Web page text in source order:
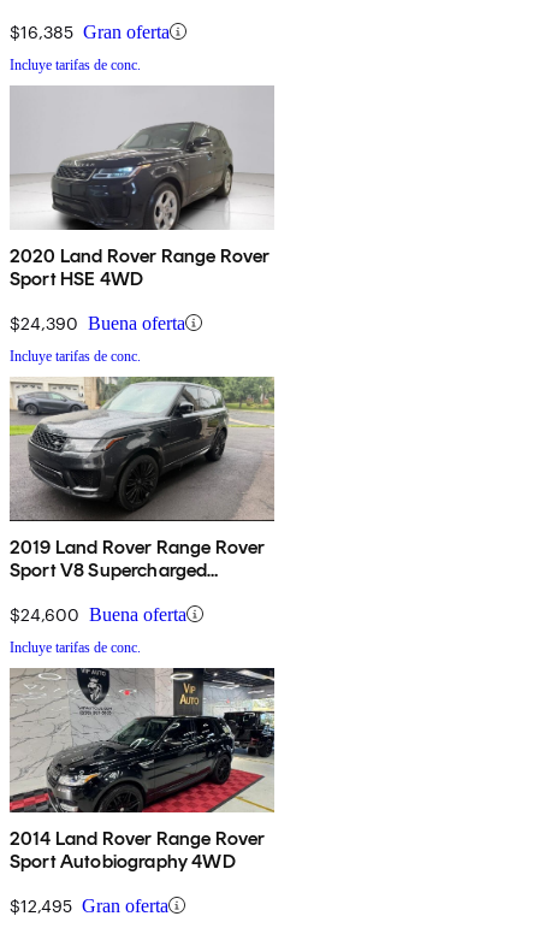
$16,385 Gran oferta
Incluye tarifas de conc.
2020 Land Rover Range Rover
Sport HSE 4WD
$24,390 Buena oferta
Incluye tarifas de conc.
2019 Land Rover Range Rover
Sport V8 Supercharged
$24,600 Buena oferta
Incluye tarifas de conc.
2014 Land Rover Range Rover
Sport Autobiography 4WD
$12,495 Gran oferta